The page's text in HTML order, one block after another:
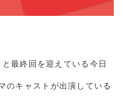
最終回を迎えている今日
のキャストが出演している